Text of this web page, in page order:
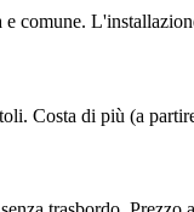
comune.
Costa di più (a